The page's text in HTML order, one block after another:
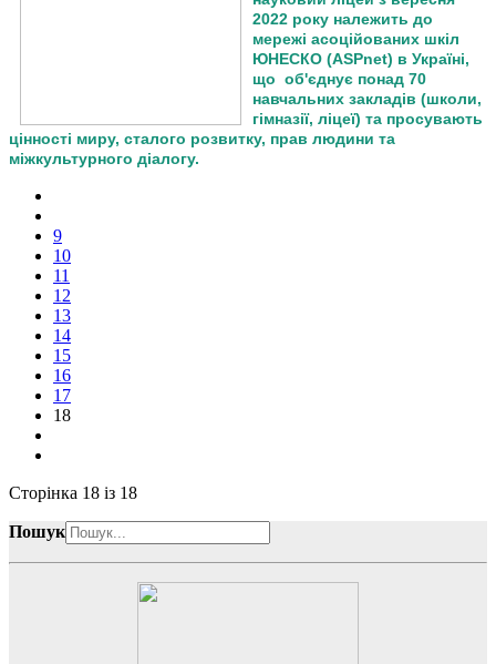
2022 року належить до
мережі асоційованих шкіл
ЮНЕСКО (ASPnet) в Україні,
що об'єднує понад 70
навчальних закладів (школи,
гімназії, ліцеї) та просувають
цінності миру, сталого розвитку, прав людини та
міжкультурного діалогу.
9
10
11
12
13
14
15
16
17
18
Сторінка 18 із 18
Пошук